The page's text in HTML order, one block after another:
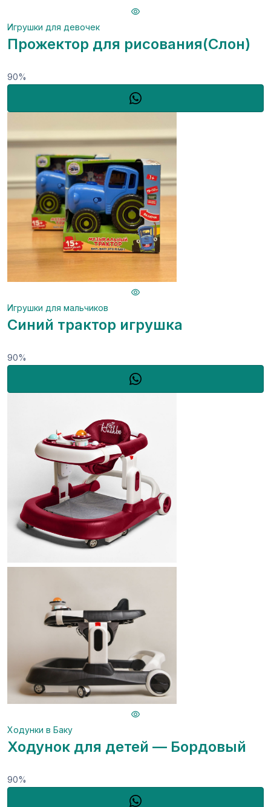
Игрушки для девочек
Прожектор для рисования(Слон)
90%
Игрушки для мальчиков
Синий трактор игрушка
90%
Ходунки в Баку
Ходунок для детей — Бордовый
90%